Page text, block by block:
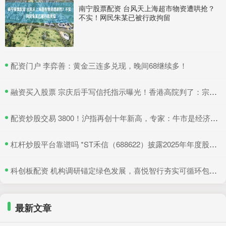
南宁股票配资 台风天上海超市物资遭哄抢？
不实！网民朱某已被行政拘留
​配资门户 李弈善：黄金三连多兑现，晚间68继续多！
​融资买入股票 宗庆后手写信托指示曝光！香港高院判了：宗馥莉暂不得挪动汇丰账户资产
​配资炒股交易 3800！沪指再创十年新高，专家：牛市是经济增长重要引擎
​杠杆炒股平台靠谱吗 *ST禾信（688622）披露2025年年度股东会决议公告，5月22日股价上涨3.33%
​科创板配资 机构调研锚定绿色发展，喜悦智行夯实可循环包装行业优势
最新文章